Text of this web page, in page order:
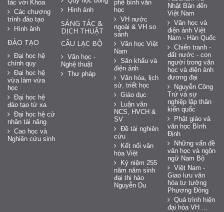
tác với Khoa
Các chương
trình đào tạo
Hình ảnh
ĐÀO TẠO
Đại học hệ
chính quy
Đại học hệ
vừa làm vừa
học
Đại học hệ
đào tạo từ xa
Đại học hệ cử
nhân tài năng
Cao học và
Nghiên cứu sinh
Hình ảnh
SÁNG TÁC &
DỊCH THUẬT
CÂU LẠC BỘ
Văn học -
Nghệ thuật
Thư pháp
phê bình văn
học
VH nước
ngoài & VH so
sánh
Văn học Việt
Nam
Sân khấu và
điện ảnh
Văn hóa, lịch
sử, triết học
Giáo dục
Luận văn
NCS, HVCH &
SV
Đề tài nghiên
cứu
Kết nối văn
hóa Việt
Kỷ niệm 255
năm năm sinh
đại thi hào
Nguyễn Du
Nhật Bản đến
Việt Nam
Văn học và
điện ảnh Việt
Nam - Hàn Quốc
Chiến tranh -
đất nước - con
người trong văn
học và điện ảnh
đương đại
Nguyễn Công
Trứ và sự
nghiệp lập thân
kiến quốc
Phật giáo và
văn học Bình
Định
Những vấn đề
văn học và ngôn
ngữ Nam Bộ
Việt Nam -
Giao lưu văn
hóa tư tưởng
Phương Đông
Quá trình hiện
đại hóa VH ...